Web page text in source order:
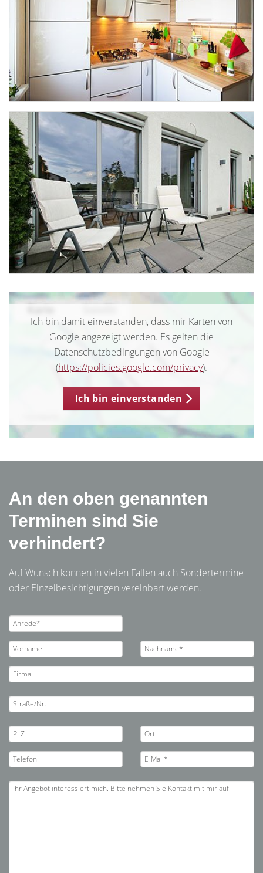
Ich bin damit einverstanden, dass mir Karten von
Google angezeigt werden. Es gelten die
Datenschutzbedingungen von Google
(https://policies.google.com/privacy).
Ich bin einverstanden
An den oben genannten
Terminen sind Sie
verhindert?
Auf Wunsch können in vielen Fällen auch Sondertermine
oder Einzelbesichtigungen vereinbart werden.